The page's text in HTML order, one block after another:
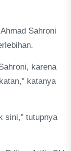
Sahroni
karena
katanya
sini," tutupnya